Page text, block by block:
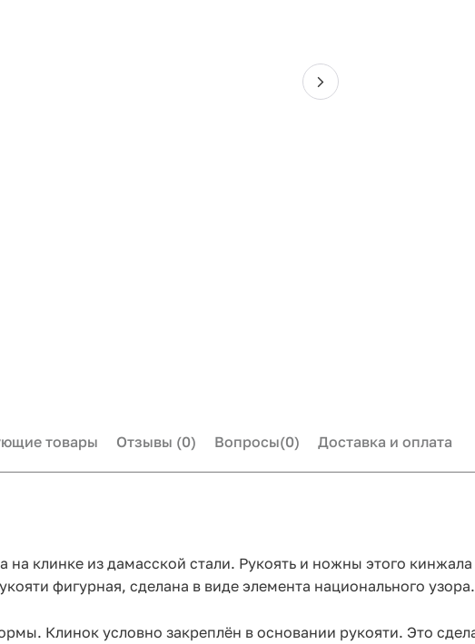
товары Отзывы (0) Вопросы(0) Доставка и оплата
клинке из дамасской стали. Рукоять и ножны этого
фигурная, сделана в виде элемента национального узора.
Клинок условно закреплён в основании рукояти. Это